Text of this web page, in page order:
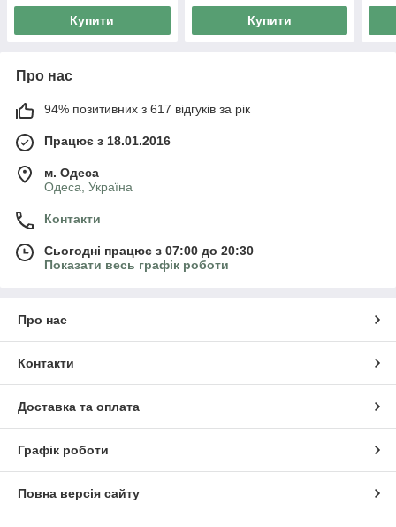
Купити Купити
Про нас
94% позитивних з 617 відгуків за рік
Працює з 18.01.2016
м. Одеса
Одеса, Україна
Контакти
Сьогодні працює з 07:00 до 20:30
Показати весь графік роботи
Про нас
Контакти
Доставка та оплата
Графік роботи
Повна версія сайту